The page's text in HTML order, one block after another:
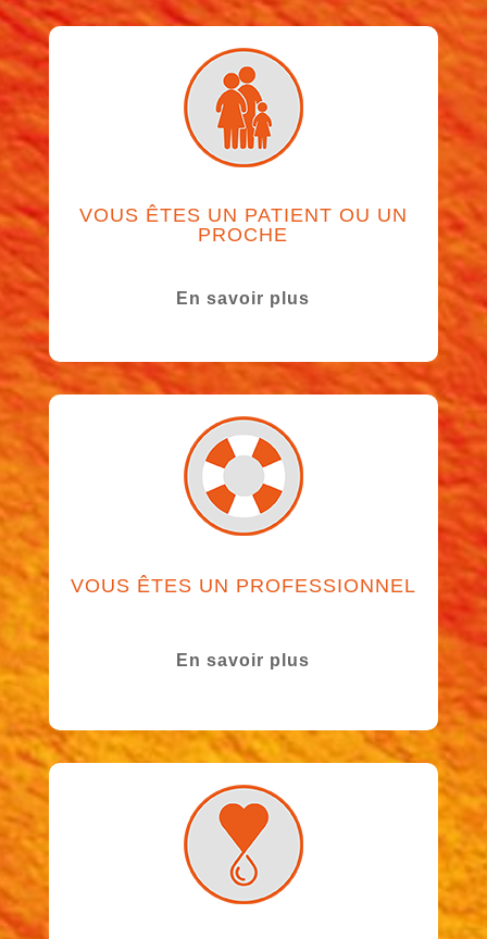
VOUS ÊTES UN PATIENT OU UN
PROCHE
En savoir plus
VOUS ÊTES UN PROFESSIONNEL
En savoir plus